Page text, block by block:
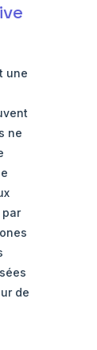
une
ne
de